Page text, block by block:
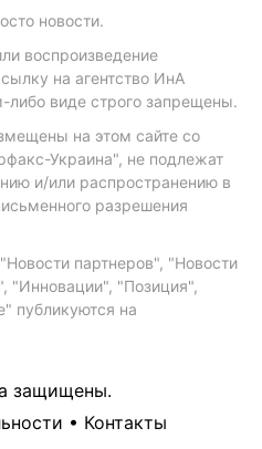
новости.
воспроизведение
на агентство ИнА
либо виде строго запрещены.
на этом сайте со
Украина", не подлежат
и/или распространению в
разрешения
партнеров", "Новости
"Инновации", "Позиция",
публикуются на
защищены.
• Контакты